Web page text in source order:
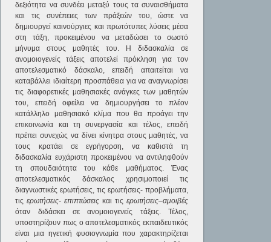
δεξιότητα να συνδέει μεταξύ τους τα συναισθήματα
και τις συνέπειες των πράξεών του, ώστε να
δημιουργεί καινούργιες και πρωτότυπες λύσεις μέσα
στη τάξη, προκειμένου να μεταδώσει το σωστό
μήνυμα στους μαθητές του. Η διδασκαλία σε
ανομοιογενείς τάξεις αποτελεί πρόκληση για τον
αποτελεσματικό δάσκαλο, επειδή απαιτείται να
καταβάλλει ιδιαίτερη προσπάθεια για να αναγνωρίσει
τις διαφορετικές μαθησιακές ανάγκες των μαθητών
του, επειδή οφείλει να δημιουργήσει το πλέον
κατάλληλο μαθησιακό κλίμα που θα προάγει την
επικοινωνία και τη συνεργασία και τέλος, επειδή
πρέπει συνεχώς να δίνει κίνητρα στους μαθητές, να
τους κρατάει σε εγρήγορση, να καθιστά τη
διδασκαλία ευχάριστη προκειμένου να αντιληφθούν
τη σπουδαιότητα του κάθε μαθήματος. Ένας
αποτελεσματικός δάσκαλος χρησιμοποιεί τις
διαγνωστικές ερωτήσεις, τις ερωτήσεις- προβλήματα,
τιςερωτήσεις- επιπτώσεις και τιςερωτήσεις–αμοιβές
όταν διδάσκει σε ανομοιογενείς τάξεις. Τέλος,
υποστηρίζουν πως ο αποτελεσματικός εκπαιδευτικός
είναι μια ηγετική φυσιογνωμία που χαρακτηρίζεται